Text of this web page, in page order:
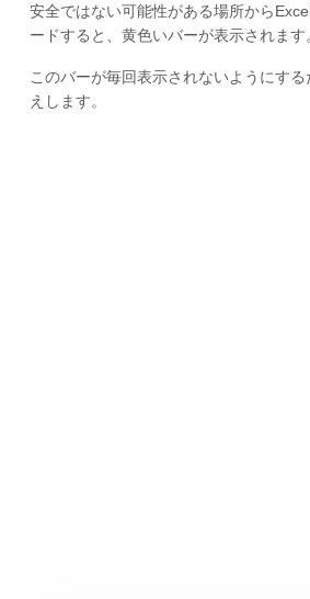
安全ではない可能性がある場所から
ードすると、黄色いバーが表示されます
このバーが毎回表示されないようにす
えします。